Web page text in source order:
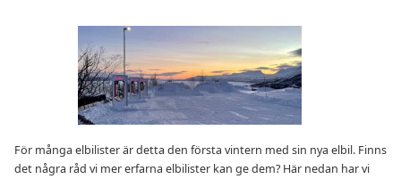
För många elbilister är detta den första vintern med sin nya elbil. Finns
det några råd vi mer erfarna elbilister kan ge dem? Här nedan har vi